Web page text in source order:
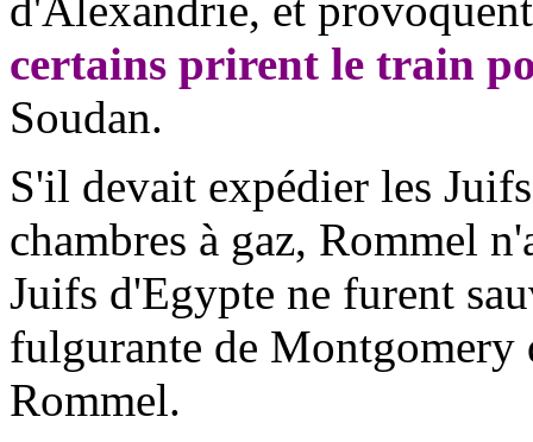
certains prirent le train
Soudan.
S'il devait expédier les
chambres à gaz, Rommel
Juifs d'Egypte ne furent
fulgurante de Montgomery
Rommel.